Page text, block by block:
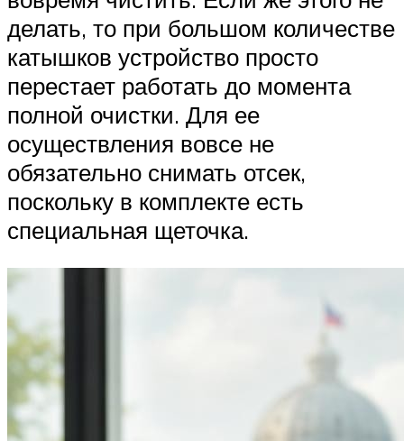
делать, то при большом количестве
катышков устройство просто
перестает работать до момента
полной очистки. Для ее
осуществления вовсе не
обязательно снимать отсек,
поскольку в комплекте есть
специальная щеточка.